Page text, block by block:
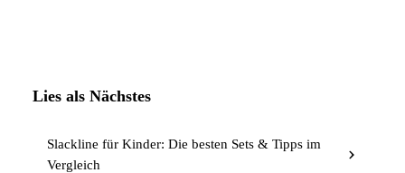
Lies als Nächstes
Slackline für Kinder: Die besten Sets & Tipps im
Vergleich